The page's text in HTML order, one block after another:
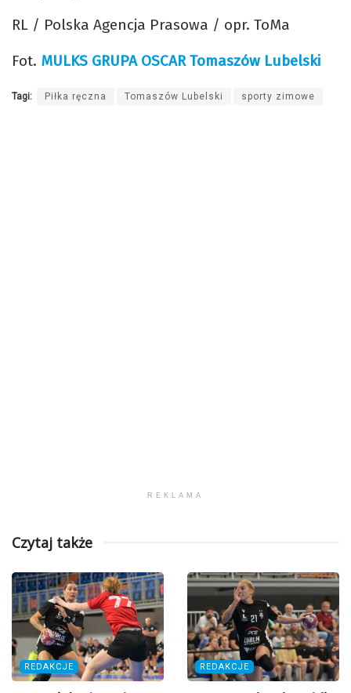
RL / Polska Agencja Prasowa / opr. ToMa
Fot. MULKS GRUPA OSCAR Tomaszów Lubelski
Tagi: Piłka ręczna Tomaszów Lubelski sporty zimowe
REKLAMA
Czytaj także
REDAKCJE REDAKCJE